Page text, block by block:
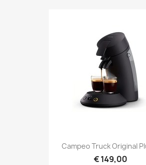
Campeo Truck Original
€ 149,00